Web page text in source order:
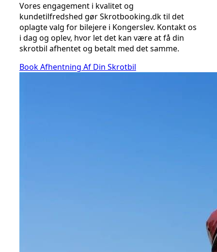
Vores engagement i kvalitet og
kundetilfredshed gør Skrotbooking.dk til det
oplagte valg for bilejere i Kongerslev. Kontakt os
i dag og oplev, hvor let det kan være at få din
skrotbil afhentet og betalt med det samme.
Book Afhentning Af Din Skrotbil